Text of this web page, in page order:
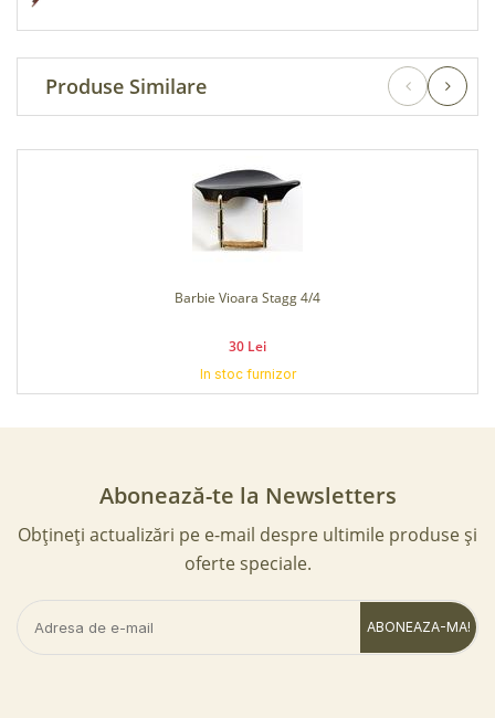
Produse Similare
Barbie Vioara Stagg 3/4
Abonează-te la Newsletters
Obțineți actualizări pe e-mail despre ultimile produse și
oferte speciale.
ABONEAZA-MA!